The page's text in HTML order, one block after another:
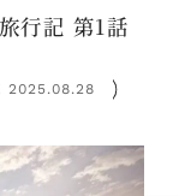
行記 第1話
2025.08.28